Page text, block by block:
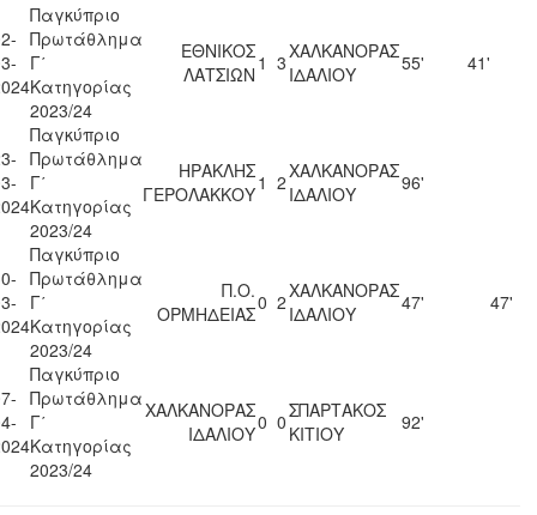
Παγκύπριο
Πρωτάθλημα
Γ΄
Κατηγορίας
2023/24
ΕΘΝΙΚΟΣ
ΛΑΤΣΙΩΝ 1 3ΧΑΛΚΑΝΟΡΑΣ
ΙΔΑΛΙΟΥ
55' 41'
Παγκύπριο
Πρωτάθλημα
Γ΄
Κατηγορίας
2023/24
ΗΡΑΚΛΗΣ
ΓΕΡΟΛΑΚΚΟΥ1 2ΧΑΛΚΑΝΟΡΑΣ
ΙΔΑΛΙΟΥ
96'
Παγκύπριο
Πρωτάθλημα
Γ΄
Κατηγορίας
2023/24
Π.Ο.
ΟΡΜΗΔΕΙΑΣ0 2ΧΑΛΚΑΝΟΡΑΣ
ΙΔΑΛΙΟΥ
47' 47'
Παγκύπριο
Πρωτάθλημα
Γ΄
Κατηγορίας
2023/24
ΧΑΛΚΑΝΟΡΑΣ
ΙΔΑΛΙΟΥ0 0ΣΠΑΡΤΑΚΟΣ
ΚΙΤΙΟΥ
92'